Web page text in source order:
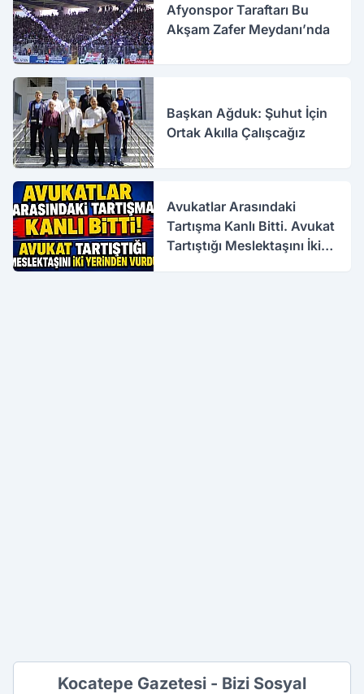
Afyonspor Taraftarı Bu
Akşam Zafer Meydanı’nda
Başkan Ağduk: Şuhut İçin
Ortak Akılla Çalışcağız
Avukatlar Arasındaki
Tartışma Kanlı Bitti. Avukat
Tartıştığı Meslektaşını İki
Kocatepe Gazetesi - Bizi Sosyal